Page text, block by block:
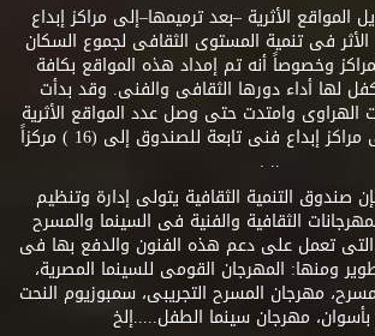
الأثرية –بعد ترميمها–إلى مراكز إبداع
فى تنمية المستوى الثقافى لجموع السكان
وخصوصاً أنه تم إمداد هذه المواقع بكافة
لها أداء دورها الثقافى والفنى. وقد بدأت
عام 1996 ببيت الهراوى وامتدت حتى وصل عدد المواقع الأثرية
التى تم تحويلها إلى مراكز إبداع فنى تابعة للصندوق إلى (16 ) مركزاً
.. .
صندوق التنمية الثقافية يتولى إدارة وتنظيم
الثقافية والفنية فى السينما والمسرح
تعمل على دعم هذه الفنون والدفع بها فى
ومنها: المهرجان القومى للسينما المصرية،
مهرجان المسرح التجريبى، سمبوزيوم النحت
مهرجان سينما الطفل.....إلخ